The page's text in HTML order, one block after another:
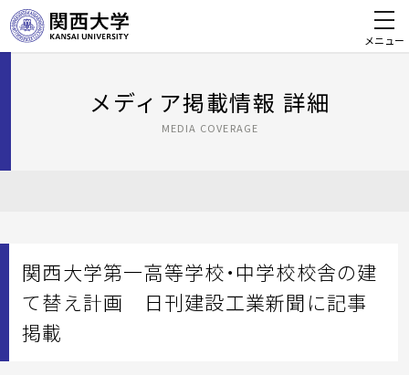
メニュー
メディア掲載情報 詳細
MEDIA COVERAGE
関西大学第一高等学校・中学校校舎の建
て替え計画 日刊建設工業新聞に記事
掲載